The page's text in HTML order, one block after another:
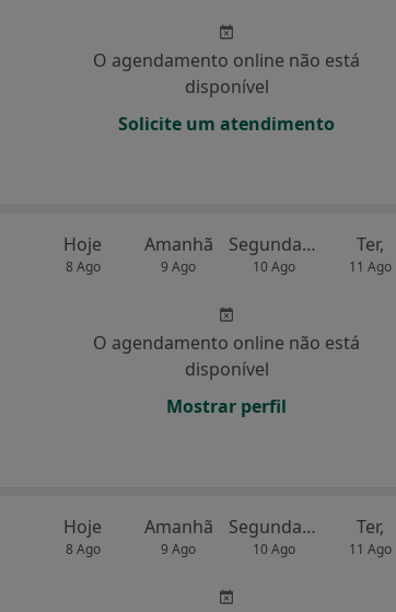
O agendamento online não está
disponível
Solicite um atendimento
Hoje
8 Ago
Amanhã
9 Ago
Segunda-feira
10 Ago
Ter,
11 Ago
O agendamento online não está
disponível
Mostrar perfil
Hoje
8 Ago
Amanhã
9 Ago
Segunda-feira
10 Ago
Ter,
11 Ago